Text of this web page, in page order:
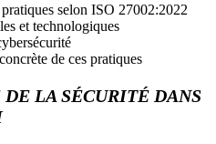
selon ISO 27002:2022
et technologiques
de ces pratiques
LA SÉCURITÉ DANS